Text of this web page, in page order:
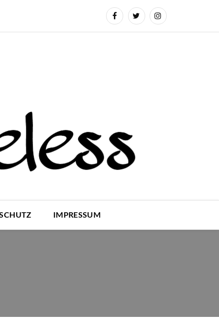
IMPRESSUM